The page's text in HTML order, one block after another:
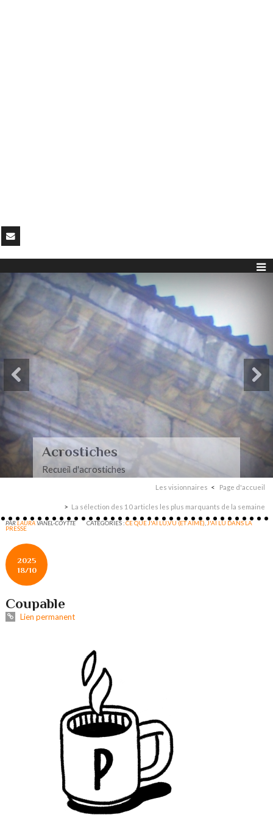
Acrostiches
Recueil d'acrostiches
Les visionnaires Page d'accueil
La sélection des 10 articles les plus marquants de la semaine
PARLAURAVANEL-COYTTE CATÉGORIES :CE QUE J'AI LU,VU (ET AIMÉ) ,J'AI LU DANS LA
PRESSE
2025
18/10
Coupable
Lien permanent